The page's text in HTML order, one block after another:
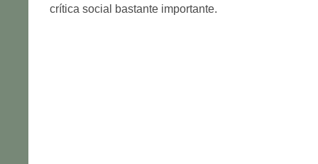
crítica social bastante importante.